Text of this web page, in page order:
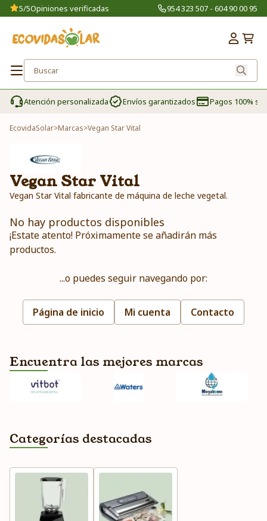
5/5Opiniones verificadas 954 323 507 - 604 90 00 95
Atención personalizada Envíos garantizados Pagos 100%
EcovidaSolar>Marcas>Vegan Star Vital
Vegan Star Vital
Vegan Star Vital fabricante de máquina de leche vegetal.
No hay productos disponibles
¡Estate atento! Próximamente se añadirán más
productos.
...o puedes seguir navegando por:
Página de inicio Mi cuenta Contacto
Encuentra las mejores marcas
Categorías destacadas